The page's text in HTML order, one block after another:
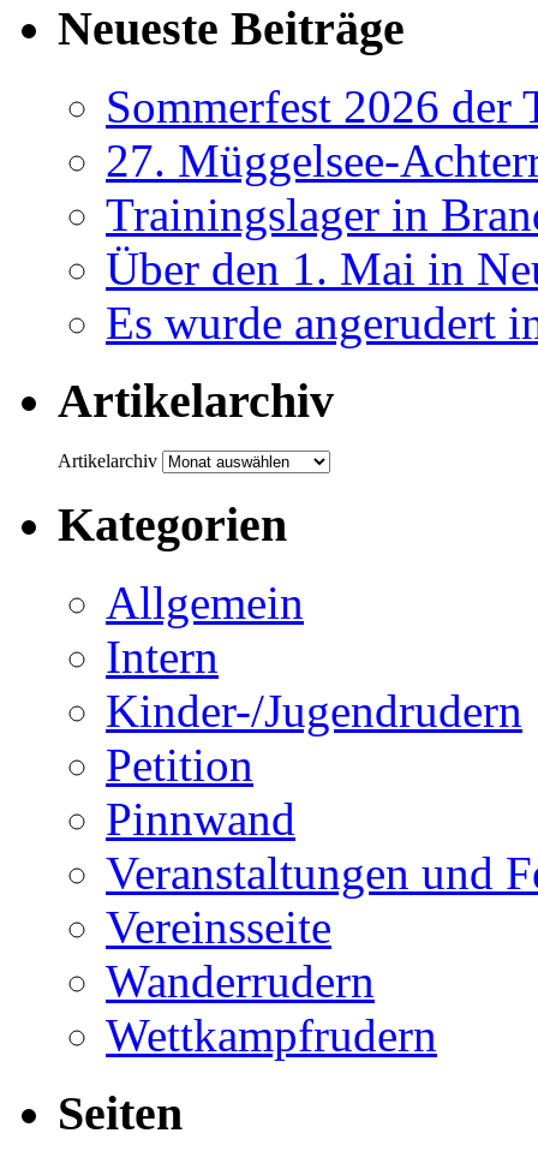
Neueste Beiträge
Sommerfest 2026 der
27. Müggelsee-
Trainingslager in
Über den 1. Mai in
Es wurde angerudert
Artikelarchiv
Artikelarchiv
Kategorien
Allgemein
Intern
Kinder-/Jugendrudern
Petition
Pinnwand
Veranstaltungen und
Vereinsseite
Wanderrudern
Wettkampfrudern
Seiten